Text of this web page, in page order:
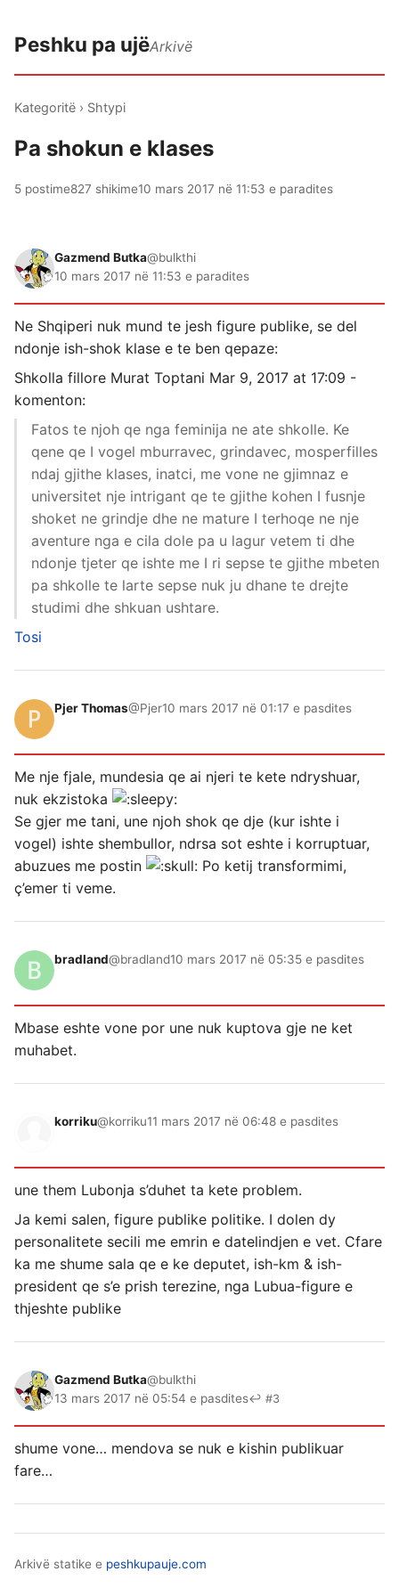
Peshku pa ujëArkivë
Kategoritë › Shtypi
Pa shokun e klases
5 postime827 shikime10 mars 2017 në 11:53 e paradites
Gazmend Butka@bulkthi
10 mars 2017 në 11:53 e paradites
Ne Shqiperi nuk mund te jesh figure publike, se del
ndonje ish-shok klase e te ben qepaze:
Shkolla fillore Murat Toptani Mar 9, 2017 at 17:09 -
komenton:
Fatos te njoh qe nga feminija ne ate shkolle. Ke
qene qe I vogel mburravec, grindavec, mosperfilles
ndaj gjithe klases, inatci, me vone ne gjimnaz e
universitet nje intrigant qe te gjithe kohen I fusnje
shoket ne grindje dhe ne mature I terhoqe ne nje
aventure nga e cila dole pa u lagur vetem ti dhe
ndonje tjeter qe ishte me I ri sepse te gjithe mbeten
pa shkolle te larte sepse nuk ju dhane te drejte
studimi dhe shkuan ushtare.
Tosi
Pjer Thomas@Pjer10 mars 2017 në 01:17 e pasdites
Me nje fjale, mundesia qe ai njeri te kete ndryshuar,
nuk ekzistoka
Se gjer me tani, une njoh shok qe dje (kur ishte i
vogel) ishte shembullor, ndrsa sot eshte i korruptuar,
abuzues me postin
Po ketij transformimi,
ç’emer ti veme.
bradland@bradland10 mars 2017 në 05:35 e pasdites
Mbase eshte vone por une nuk kuptova gje ne ket
muhabet.
korriku@korriku11 mars 2017 në 06:48 e pasdites
une them Lubonja s’duhet ta kete problem.
Ja kemi salen, figure publike politike. I dolen dy
personalitete secili me emrin e datelindjen e vet. Cfare
ka me shume sala qe e ke deputet, ish-km & ish-
president qe s’e prish terezine, nga Lubua-figure e
thjeshte publike
Gazmend Butka@bulkthi
13 mars 2017 në 05:54 e pasdites↩ #3
shume vone… mendova se nuk e kishin publikuar
fare…
Arkivë statike e peshkupauje.com